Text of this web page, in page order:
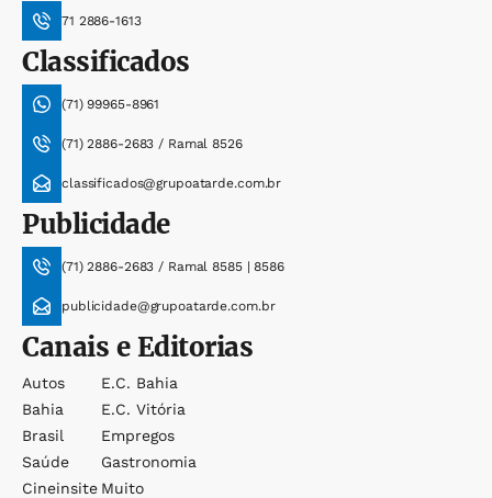
71 2886-1613
Classificados
(71) 99965-8961
(71) 2886-2683 / Ramal 8526
classificados@grupoatarde.com.br
Publicidade
(71) 2886-2683 / Ramal 8585 | 8586
publicidade@grupoatarde.com.br
Canais e Editorias
Autos
Bahia
Brasil
Saúde
Cineinsite
E.c. Bahia
E.c. Vitória
Empregos
Gastronomia
Muito